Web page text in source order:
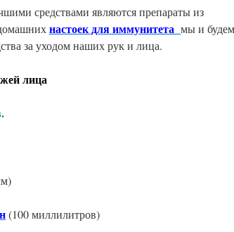
средствами являются препараты из
настоек для иммунитета мы и будем
за уходом наших рук и лица.
лица
(100 миллилитров)